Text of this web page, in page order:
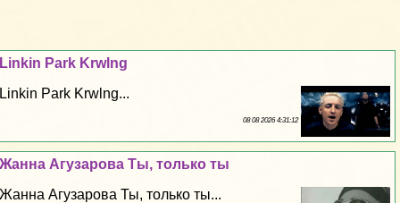
Linkin Park Krwlng
Linkin Park Krwlng...
08 08 2026 4:31:12
Жанна Агузарова Ты, только ты
Жанна Агузарова Ты, только ты...